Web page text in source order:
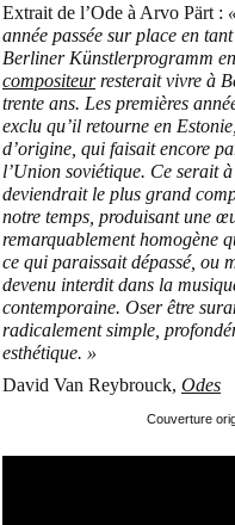
Extrait de l’Ode à Arvo Pärt :
année passée sur place en
Berliner Künstlerprogramm
compositeurresterait vivre à
trente ans. Les premières
exclu qu’il retourne en
d’origine, qui faisait encore
l’Union soviétique. Ce serait
deviendrait le plus grand
notre temps, produisant une
remarquablement homogène
ce qui paraissait dépassé, ou
devenu interdit dans la
contemporaine. Oser être
radicalement simple,
esthétique. »
David Van Reybrouck, Odes
Couverture